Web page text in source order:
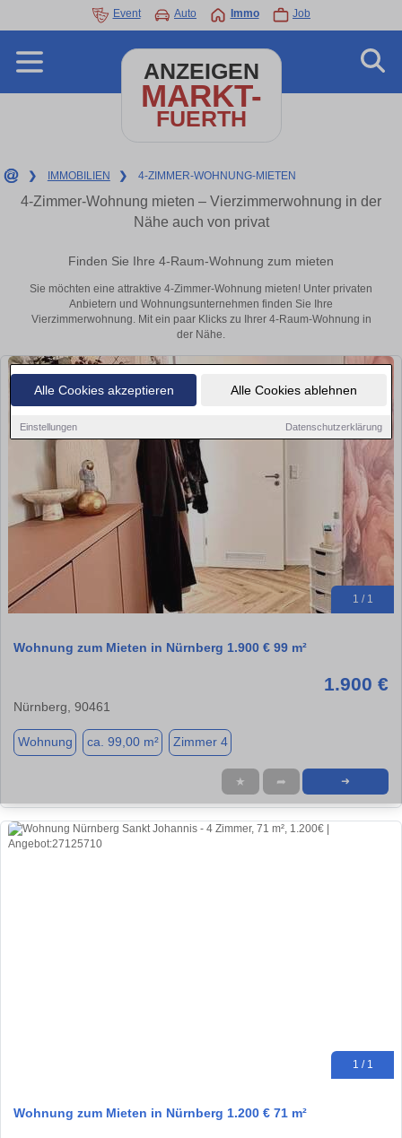
Alle Cookies akzeptieren Alle Cookies ablehnen
Einstellungen Datenschutzerklärung
Event Auto Immo Job
ANZEIGEN
MARKT-
FUERTH
❯ IMMOBILIEN ❯ 4-ZIMMER-WOHNUNG-MIETEN
4-Zimmer-Wohnung mieten – Vierzimmerwohnung in der
Nähe auch von privat
Finden Sie Ihre 4-Raum-Wohnung zum mieten
Sie möchten eine attraktive 4-Zimmer-Wohnung mieten! Unter privaten
Anbietern und Wohnungsunternehmen finden Sie Ihre
Vierzimmerwohnung. Mit ein paar Klicks zu Ihrer 4-Raum-Wohnung in
der Nähe.
1 / 1
Wohnung zum Mieten in Nürnberg 1.900 € 99 m²
1.900 €
Nürnberg, 90461
Wohnung ca. 99,00 m² Zimmer 4
★ ➦ ➜
1 / 1
Wohnung zum Mieten in Nürnberg 1.200 € 71 m²